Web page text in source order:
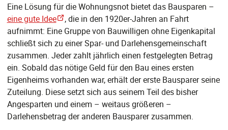
Eine Lösung für die Wohnungsnot bietet das Bausparen –
eine gute Idee
, die in den 1920er-Jahren an Fahrt
aufnimmt: Eine Gruppe von Bauwilligen ohne Eigenkapital
schließt sich zu einer Spar- und Darlehensgemeinschaft
zusammen. Jeder zahlt jährlich einen festgelegten Betrag
ein. Sobald das nötige Geld für den Bau eines ersten
Eigenheims vorhanden war, erhält der erste Bausparer seine
Zuteilung. Diese setzt sich aus seinem Teil des bisher
Angesparten und einem – weitaus größeren –
Darlehensbetrag der anderen Bausparer zusammen.